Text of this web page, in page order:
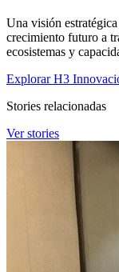
Una visión
crecimiento futuro a
ecosistemas y
Explorar H3
Stories relacionadas
Ver stories